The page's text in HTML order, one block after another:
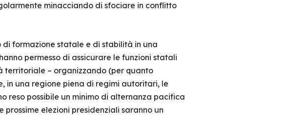
minacciando di sfociare in conflitto
formazione statale e di stabilità in una
permesso di assicurare le funzioni statali
territoriale – organizzando (per quanto
in una regione piena di regimi autoritari, le
reso possibile un minimo di alternanza pacifica
elezioni presidenziali saranno un